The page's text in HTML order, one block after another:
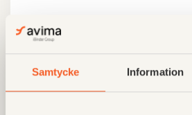
Samtycke Information
Komplett dokumenthantering
och full spårbarhet